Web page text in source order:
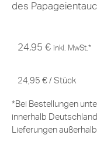
des
24,95 € inkl. MwSt.*
24,95 € / Stück
*Bei Bestellungen
innerhalb
Lieferungen